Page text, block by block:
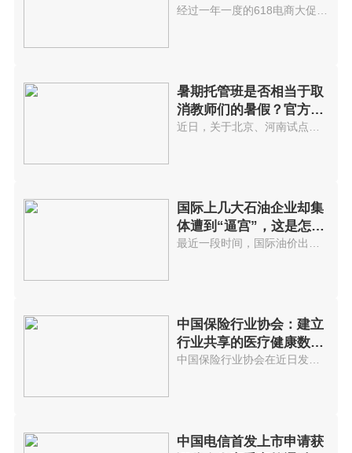
暑期托管班是否相当于取
消教师们的暑假？官方回
应...
国际上几大石油企业却集
体遭到“逼宫”，这是怎么
回事?
最近一段时间，国际油价出现了显...
中国保险行业协会：建立
行业共享的医疗健康数据
库
中国保险行业协会在近日发布的《...
中国电信首发上市申请获